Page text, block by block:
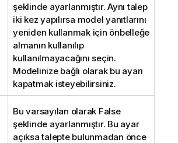
şeklinde ayarlanmıştır. Aynı talep
iki kez yapılırsa model yanıtlarını
yeniden kullanmak için önbelleğe
almanın kullanılıp
kullanılmayacağını seçin.
Modelinize bağlı olarak bu ayarı
kapatmak isteyebilirsiniz.
Bu varsayılan olarak False
şeklinde ayarlanmıştır. Bu ayar
açıksa talepte bulunmadan önce